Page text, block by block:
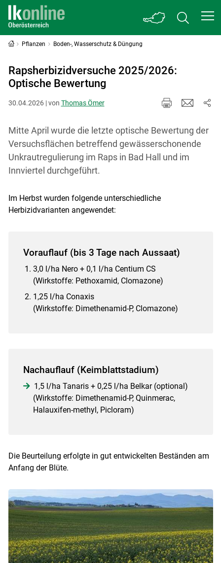
Pflanzen Boden-, Wasserschutz & Düngung
Rapsherbizidversuche 2025/2026:
Optische Bewertung
30.04.2026 | von Thomas Ömer
Mitte April wurde die letzte optische Bewertung der
Versuchsflächen betreffend gewässerschonende
Unkrautregulierung im Raps in Bad Hall und im
Innviertel durchgeführt.
Im Herbst wurden folgende unterschiedliche
Herbizidvarianten angewendet:
Vorauflauf (bis 3 Tage nach Aussaat)
3,0 l/ha Nero + 0,1 l/ha Centium CS
(Wirkstoffe: Pethoxamid, Clomazone)
1,25 l/ha Conaxis
(Wirkstoffe: Dimethenamid-P, Clomazone)
Nachauflauf (Keimblattstadium)
1,5 l/ha Tanaris + 0,25 l/ha Belkar (optional)
(Wirkstoffe: Dimethenamid-P, Quinmerac,
Halauxifen-methyl, Picloram)
Die Beurteilung erfolgte in gut entwickelten Beständen am
Anfang der Blüte.